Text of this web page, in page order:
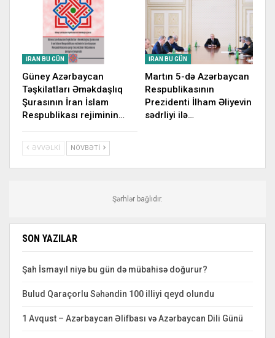
İRAN BU GÜN
Güney Azərbaycan
Təşkilatları Əməkdaşlıq
Şurasının İran İslam
Respublikası rejiminin…
İRAN BU GÜN
Martın 5-də Azərbaycan
Respublikasının
Prezidenti İlham Əliyevin
sədrliyi ilə…
ƏVVƏLKI NÖVBƏTI
Şərhlər bağlıdır.
SON YAZILAR
Şah İsmayıl niyə bu gün də mübahisə doğurur?
Bulud Qaraçorlu Səhəndin 100 illiyi qeyd olundu
1 Avqust – Azərbaycan Əlifbası və Azərbaycan Dili Günü